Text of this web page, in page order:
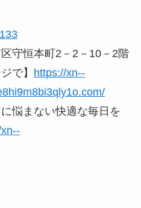
守恒本町2－2－10－2階
で】
https://xn--
悩まない快適な毎日を